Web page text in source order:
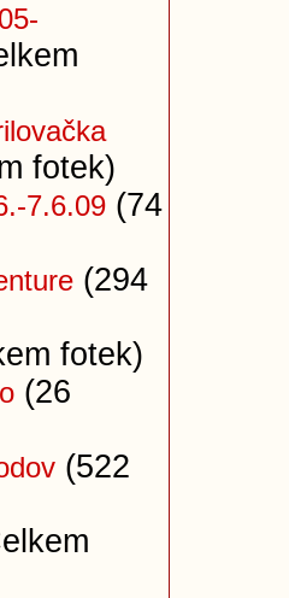
fotek)
7.6.09 (74
(294
fotek)
(26
(522